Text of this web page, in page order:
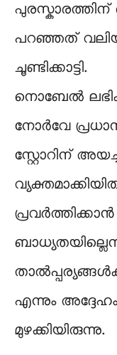
പറഞ്ഞത്
ചൂണ്ടിക്കാട്ടി.
നൊബേൽ
നോർവേ
സ്റ്റോറിന്
എന്നും
മുഴക്കിയിരുന്നു.